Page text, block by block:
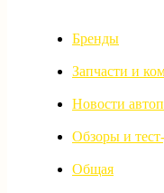
Бренды
Запчасти и
Новости
Обзоры и
Общая